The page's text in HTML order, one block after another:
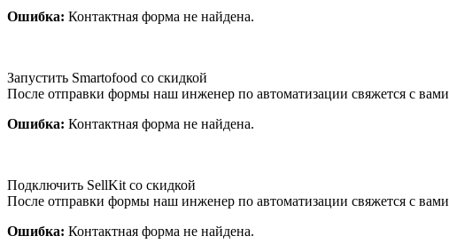
Ошибка: Контактная форма не найдена.
Запустить Smartofood со скидкой
После отправки формы наш инженер по автоматизации свяжется с вами
Ошибка: Контактная форма не найдена.
Подключить SellKit со скидкой
После отправки формы наш инженер по автоматизации свяжется с вами
Ошибка: Контактная форма не найдена.